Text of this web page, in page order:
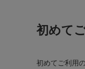
初めて
初めてご利用